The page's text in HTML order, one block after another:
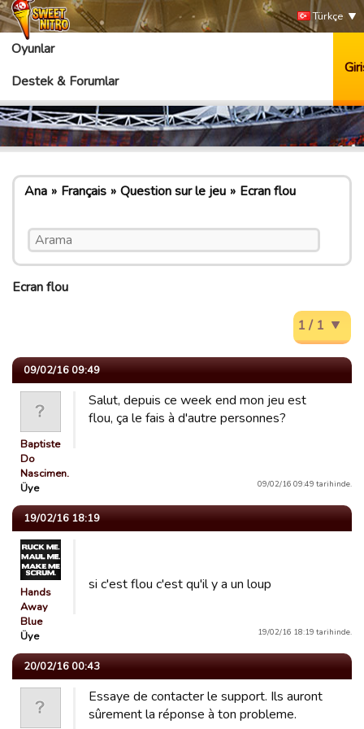
Türkçe
Oyunlar
Destek & Forumlar
Ana Français Question sur le jeu Ecran flou
Ecran flou
1 / 1
09/02/16 09:49
Baptiste
Do
Nascimen…
Üye
Salut, depuis ce week end mon jeu est
flou, ça le fais à d'autre personnes?
09/02/16 09:49 tarihinde.
19/02/16 18:19
Hands
Away
Blue
Üye
si c'est flou c'est qu'il y a un loup
19/02/16 18:19 tarihinde.
20/02/16 00:43
Essaye de contacter le support. Ils auront
sûrement la réponse à ton probleme.